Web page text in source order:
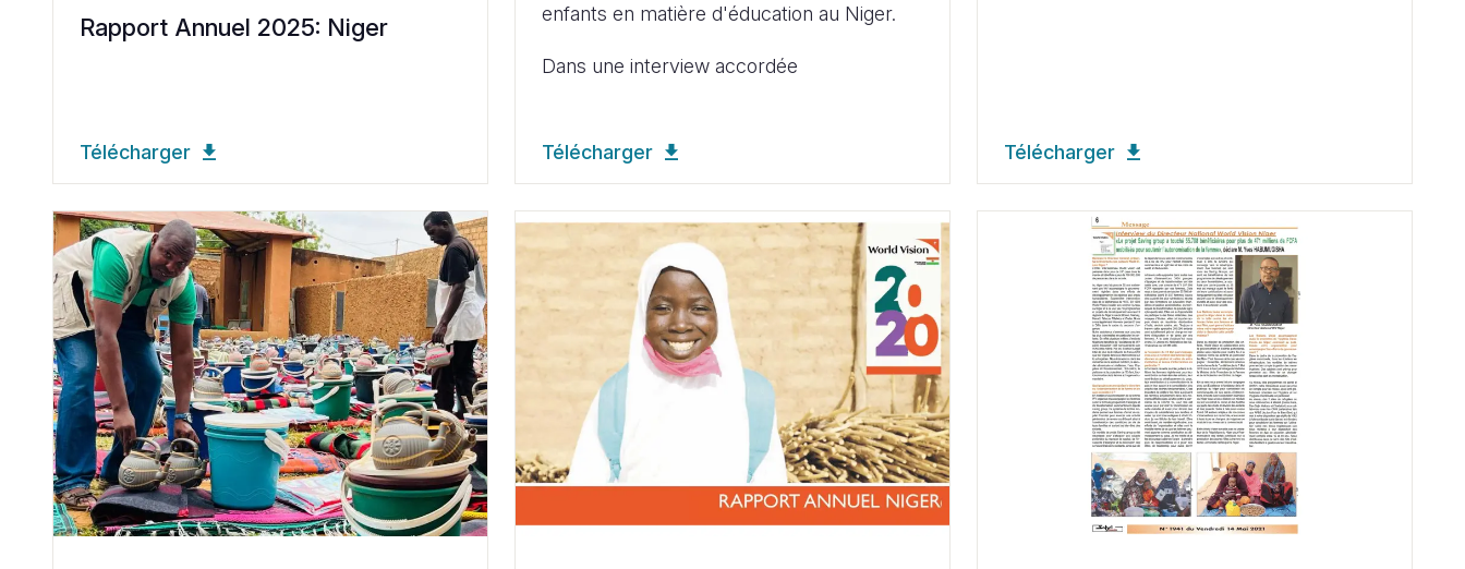
Rapport Annuel 2025: Niger
Télécharger
enfants en matière d'éducation au Niger.
Dans une interview accordée
Télécharger Télécharger